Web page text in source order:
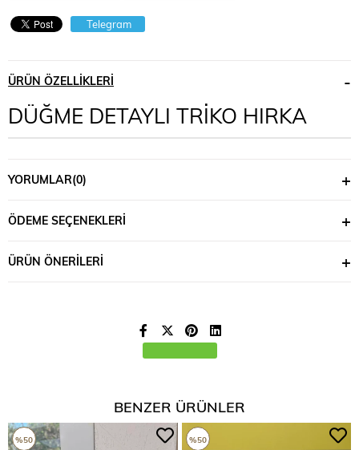
Telegram
ÜRÜN ÖZELLIKLERI
DÜĞME DETAYLI TRİKO HIRKA
YORUMLAR(0)
ÖDEME SEÇENEKLERI
ÜRÜN ÖNERILERI
BENZER ÜRÜNLER
%50 %50